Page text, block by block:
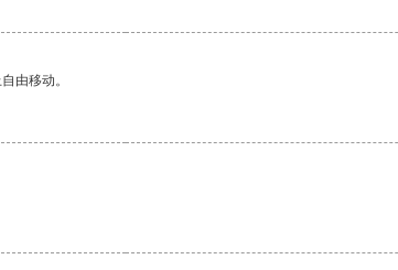
由移动。